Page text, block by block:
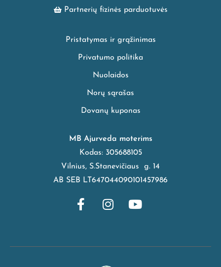
Partnerių fizinės parduotuvės
Pristatymas ir grąžinimas
Privatumo politika
Nuolaidos
Norų sąrašas
Dovanų kuponas
MB Ajurveda moterims
Kodas: 305688105
Vilnius, S.Stanevičiaus g. 14
AB SEB LT647044090101457986